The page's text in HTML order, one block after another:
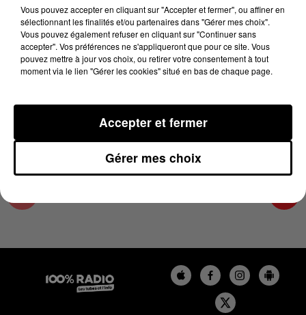
18 mai 2025 - 1 min 14 sec
L'AGENDA DES HAUTES-PYRÉNÉES DU
18/05/2025 À 07H42
L'agenda des Hautes-Pyrénées
Vous pouvez accepter en cliquant sur "Accepter et fermer", ou affiner en
sélectionnant les finalités et/ou partenaires dans "Gérer mes choix".
Vous pouvez également refuser en cliquant sur "Continuer sans
accepter". Vos préférences ne s'appliqueront que pour ce site. Vous
pouvez mettre à jour vos choix, ou retirer votre consentement à tout
moment via le lien "Gérer les cookies" situé en bas de chaque page.
Gérer mes choix
Accepter et fermer